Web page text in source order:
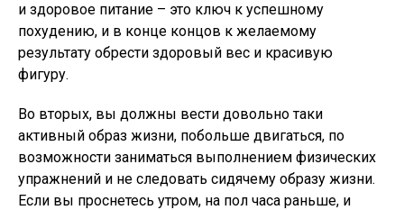
и здоровое питание – это ключ к успешному
похудению, и в конце концов к желаемому
результату обрести здоровый вес и красивую
фигуру.
Во вторых, вы должны вести довольно таки
активный образ жизни, побольше двигаться, по
возможности заниматься выполнением физических
упражнений и не следовать сидячему образу жизни.
Если вы проснетесь утром, на пол часа раньше, и